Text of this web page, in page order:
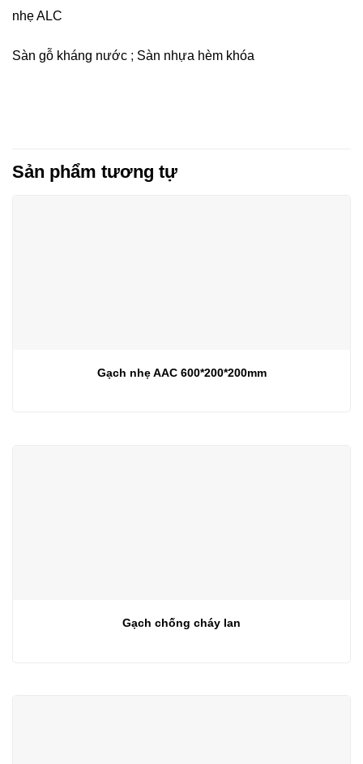
nhẹ ALC
Sàn gỗ kháng nước ; Sàn nhựa hèm khóa
Sản phẩm tương tự
Gạch nhẹ AAC 600*200*200mm
Gạch chống cháy lan